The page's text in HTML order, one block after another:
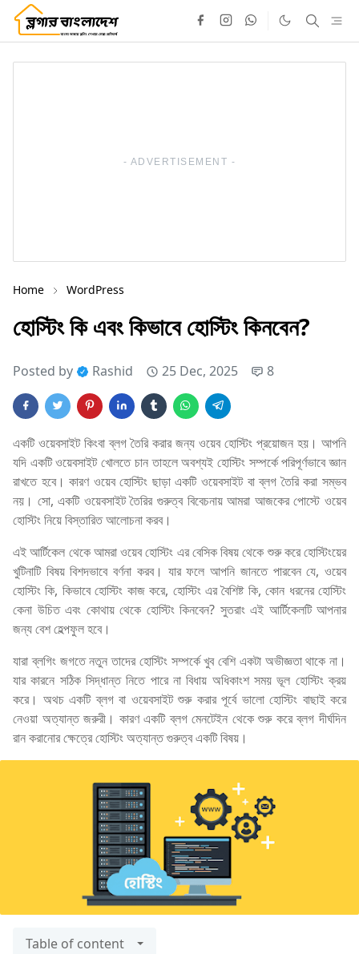
- ADVERTISEMENT -
Home WordPress
হোস্টিং কি এবং কিভাবে হোস্টিং কিনবেন?
Posted by Rashid 25 Dec, 2025 8
একটি ওয়েবসাইট কিংবা ব্লগ তৈরি করার জন্য ওয়েব হোস্টিং প্রয়োজন হয়। আপনি
যদি একটি ওয়েবসাইট খোলতে চান তাহলে অবশ্যই হোস্টিং সম্পর্কে পরিপূর্ণভাবে জ্ঞান
রাখতে হবে। কারণ ওয়েব হোস্টিং ছাড়া একটি ওয়েবসাইট বা ব্লগ তৈরি করা সম্ভব
নয়। সো, একটি ওয়েবসাইট তৈরির গুরুত্ব বিবেচনায় আমরা আজকের পোস্টে ওয়েব
হোস্টিং নিয়ে বিস্তারিত আলোচনা করব।
এই আর্টিকেল থেকে আমরা ওয়েব হোস্টিং এর বেসিক বিষয় থেকে শুরু করে হোস্টিংয়ের
খুটিনাটি বিষয় বিশদভাবে বর্ণনা করব। যার ফলে আপনি জানতে পারবেন যে, ওয়েব
হোস্টিং কি, কিভাবে হোস্টিং কাজ করে, হোস্টিং এর বৈশিষ্ট কি, কোন ধরনের হোস্টিং
কেনা উচিত এবং কোথায় থেকে হোস্টিং কিনবেন? সুতরাং এই আর্টিকেলটি আপনার
জন্য বেশ হেল্পফুল হবে।
যারা ব্লগিং জগতে নতুন তাদের হোস্টিং সম্পর্কে খুব বেশি একটা অভীজ্ঞতা থাকে না।
যার কারনে সঠিক সিদ্ধান্ত নিতে পারে না বিধায় অধিকাংশ সময় ভূল হোস্টিং ক্রয়
করে। অথচ একটি ব্লগ বা ওয়েবসাইট শুরু করার পূর্বে ভালো হোস্টিং বাছাই করে
নেওয়া অত্যান্ত জরুরী। কারণ একটি ব্লগ মেনটেইন থেকে শুরু করে ব্লগ দীর্ঘদিন
রান করানোর ক্ষেত্রে হোস্টিং অত্যান্ত গুরুত্ব একটি বিষয়।
Table of content